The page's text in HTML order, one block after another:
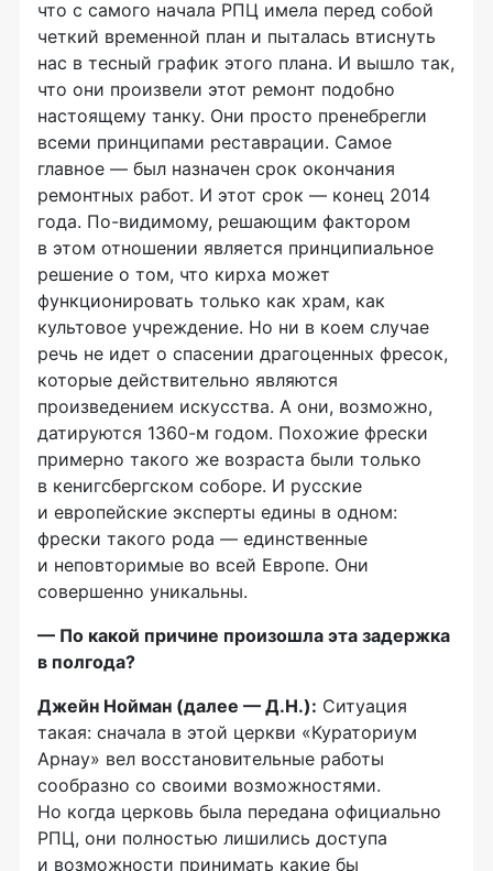
что с самого начала РПЦ имела перед собой
четкий временной план и пыталась втиснуть
нас в тесный график этого плана. И вышло так,
что они произвели этот ремонт подобно
настоящему танку. Они просто пренебрегли
всеми принципами реставрации. Самое
главное — был назначен срок окончания
ремонтных работ. И этот срок — конец 2014
года. По-видимому, решающим фактором
в этом отношении является принципиальное
решение о том, что кирха может
функционировать только как храм, как
культовое учреждение. Но ни в коем случае
речь не идет о спасении драгоценных фресок,
которые действительно являются
произведением искусства. А они, возможно,
датируются 1360-м годом. Похожие фрески
примерно такого же возраста были только
в кенигсбергском соборе. И русские
и европейские эксперты едины в одном:
фрески такого рода — единственные
и неповторимые во всей Европе. Они
совершенно уникальны.
— По какой причине произошла эта задержка
в полгода?
Джейн Нойман (далее — Д.Н.): Ситуация
такая: сначала в этой церкви «Кураториум
Арнау» вел восстановительные работы
сообразно со своими возможностями.
Но когда церковь была передана официально
РПЦ, они полностью лишились доступа
и возможности принимать какие бы